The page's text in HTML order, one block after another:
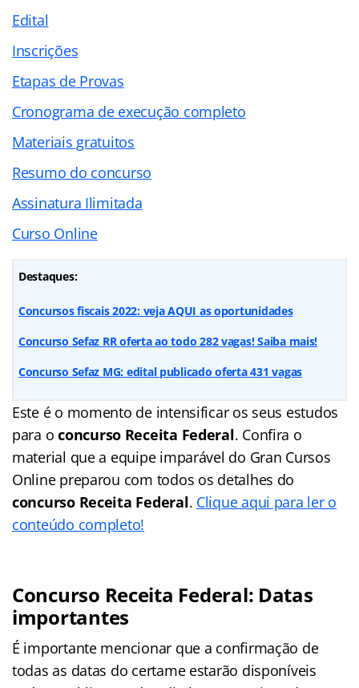
Edital
Inscrições
Etapas de Provas
Cronograma de execução completo
Materiais gratuitos
Resumo do concurso
Assinatura Ilimitada
Curso Online
Destaques:
Concursos fiscais 2022: veja AQUI as oportunidades
Concurso Sefaz RR oferta ao todo 282 vagas! Saiba mais!
Concurso Sefaz MG: edital publicado oferta 431 vagas
Este é o momento de intensificar os seus estudos
para oconcurso Receita Federal. Confira o
material que a equipe imparável do Gran Cursos
Online preparou com todos os detalhes do
concurso Receita Federal. Clique aqui para ler o
conteúdo completo!
Concurso Receita Federal: Datas
importantes
É importante mencionar que a confirmação de
todas as datas do certame estarão disponíveis